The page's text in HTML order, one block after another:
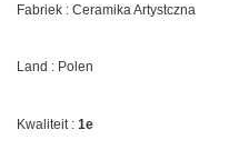
Fabriek : Ceramika Artystczna
Land : Polen
Kwaliteit : 1e